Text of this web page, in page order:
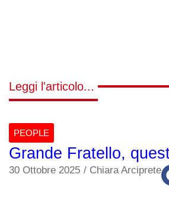
Leggi l'articolo...
PEOPLE
Grande Fratello,
30 Ottobre 2025 / Chiara Arciprete